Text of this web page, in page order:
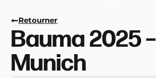
Retourner
Bauma 2025 –
Munich